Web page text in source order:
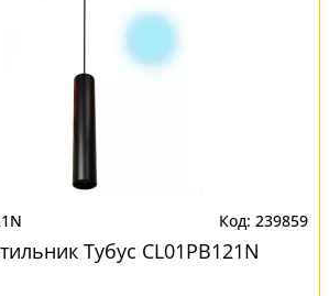
239859
Тубус CL01PB121N